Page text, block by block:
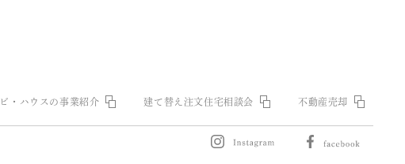
ビ・ハウスの事業紹介 建て替え注文住宅相談会 不動産売却